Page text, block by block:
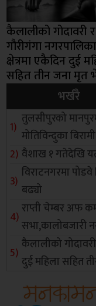
कैलालीको गोदावरी र
गौरीगंगा नगरपालिका
क्षेत्रमा एकैदिन दुई
सहित तीन जना मृत
भर्खरै
तुलसीपुरको
मोतिविन्दुका
वैशाख १ गतेदेखि
विराटनगरमा
बढ्यो
राप्ती चेम्बर अफ
सभा,कालोबजारी
कैलालीको
दुई महिला सहित